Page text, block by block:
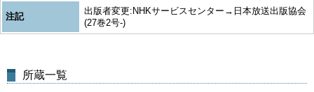
注記
出版者変更:NHKサービスセンター→日本放送出版協会
(27巻2号-)
所蔵一覧